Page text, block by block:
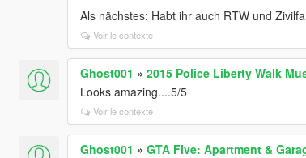
Als nächstes: Habt ihr auch RTW und
Voir le contexte
Ghost001 » 2015 Police Liberty Walk
Looks amazing....5/5
Voir le contexte
Ghost001 » GTA Five: Apartment &